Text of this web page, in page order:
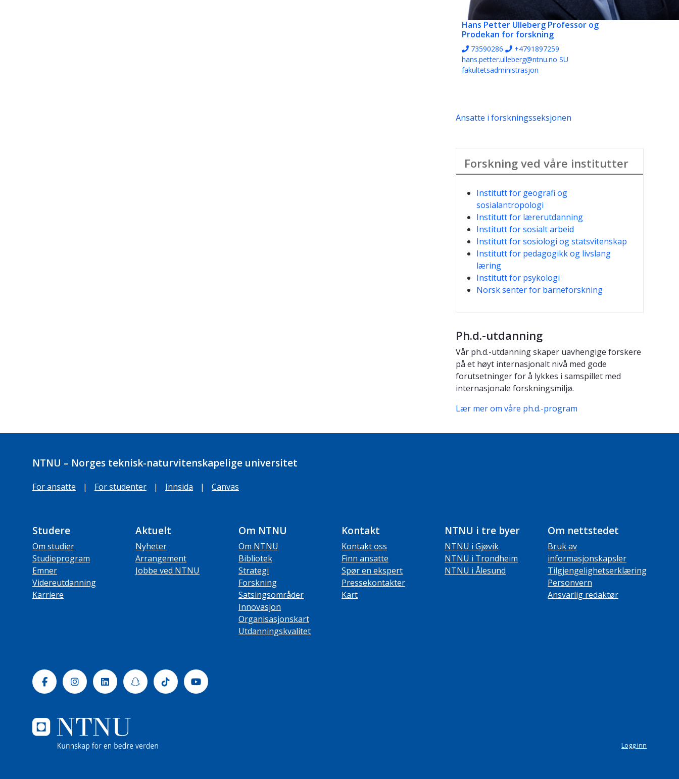
Hans Petter Ulleberg Professor og
Prodekan for forskning
73590286
+4791897259
hans.petter.ulleberg@ntnu.no SU
fakultetsadministrasjon
Ansatte i forskningsseksjonen
Forskning ved våre institutter
Institutt for geografi og
sosialantropologi
Institutt for lærerutdanning
Institutt for sosialt arbeid
Institutt for sosiologi og statsvitenskap
Institutt for pedagogikk og livslang
læring
Institutt for psykologi
Norsk senter for barneforskning
Ph.d.-utdanning
Vår ph.d.-utdanning skaper uavhengige forskere
på et høyt internasjonalt nivå med gode
forutsetninger for å lykkes i samspillet med
internasjonale forskningsmiljø.
Lær mer om våre ph.d.-program
NTNU – Norges teknisk-naturvitenskapelige universitet
For ansatte | For studenter | Innsida | Canvas
Studere
Om studier
Studieprogram
Emner
Videreutdanning
Karriere
Aktuelt
Nyheter
Arrangement
Jobbe ved NTNU
Om NTNU
Om NTNU
Bibliotek
Strategi
Forskning
Satsingsområder
Innovasjon
Organisasjonskart
Utdanningskvalitet
Kontakt
Kontakt oss
Finn ansatte
Spør en ekspert
Pressekontakter
Kart
NTNU i tre byer
NTNU i Gjøvik
NTNU i Trondheim
NTNU i Ålesund
Om nettstedet
Bruk av
informasjonskapsler
Tilgjengelighetserklæring
Personvern
Ansvarlig redaktør
FacebookInstagramLinkedinSnapchatTiktok Youtube
Logg inn